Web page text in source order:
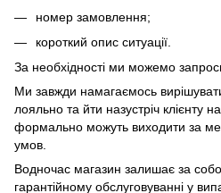
номер замовлення;
короткий опис ситуації.
За необхідності ми можемо
Ми завжди намагаємось
лояльно та йти назустріч клієнту
формально можуть виходити за
умов.
Водночас магазин залишає за
гарантійному обслуговуванні у